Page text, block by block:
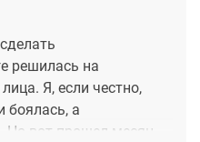
решилась на
Я, если честно,
боялась, а
Но вот прошел месяц,